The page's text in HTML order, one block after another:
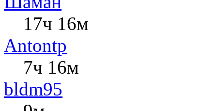
17ч 16м
Antontp
7ч 16м
bldm95